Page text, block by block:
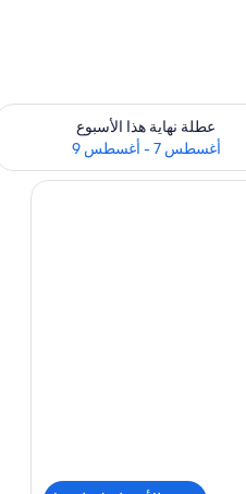
عطلة نهاية هذا الأسبوع
أغسطس 7 - أغسطس 9
التوفر لعطلة نهاية هذا الأسبوع
ميني بار وخزنة داخل الغرفة ومكواة/لوح